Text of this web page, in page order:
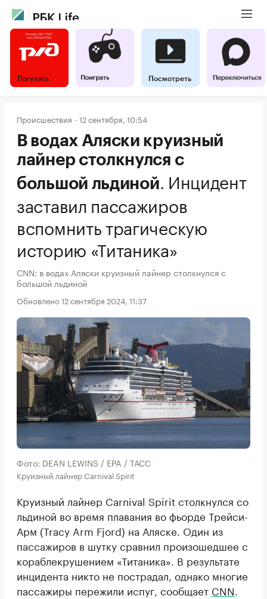
Погулять Посмотреть
Происшествия 12 сентября, 10:54
В водах Аляски круизный
лайнер столкнулся с
большой льдиной. Инцидент
заставил пассажиров
вспомнить трагическую
историю «Титаника»
CNN: в водах Аляски круизный лайнер столкнулся с
большой льдиной
Обновлено 12 сентября 2024, 11:37
Фото: DEAN LEWINS / EPA / ТАСС
Круизный лайнер Carnival Spirit
Круизный лайнер Carnival Spirit столкнулся со
льдиной во время плавания во фьорде Трейси-
Арм (Tracy Arm Fjord) на Аляске. Один из
пассажиров в шутку сравнил произошедшее с
кораблекрушением «Титаника». В результате
инцидента никто не пострадал, однако многие
пассажиры пережили испуг, сообщает CNN